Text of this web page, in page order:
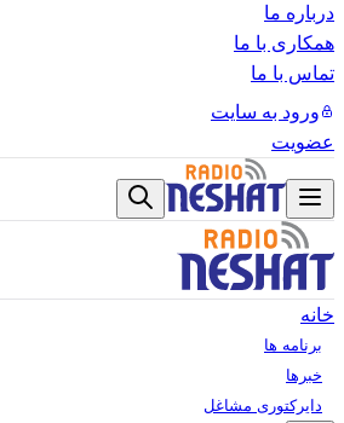
درباره ما
همکاری با ما
تماس با ما
ورود به سایت
عضویت
خانه
برنامه ها
خبرها
دایرکتوری مشاغل